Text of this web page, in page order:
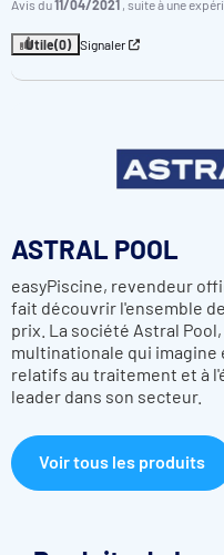
Avis du11/04/2021 , suite à une
Utile(0) Signaler
ASTRAL POOL
easyPiscine, revendeur
fait découvrir l'ensemble
prix. La société Astral
multinationale qui
relatifs au traitement et à
leader dans son secteur.
Voir tous les produits